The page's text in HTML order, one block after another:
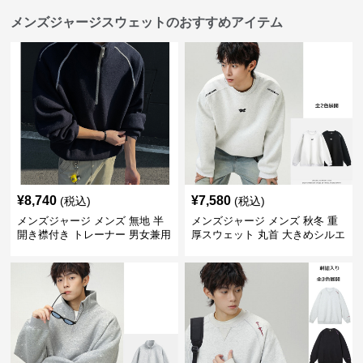
メンズジャージスウェットのおすすめアイテム
¥8,740 (税込)
メンズジャージ メンズ 無地 半
開き襟付き トレーナー 男女兼用
¥7,580 (税込)
メンズジャージ メンズ 秋冬 重
厚スウェット 丸首 大きめシルエ